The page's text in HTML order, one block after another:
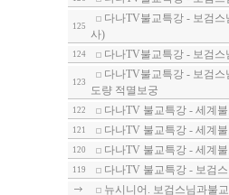
125
다나TV불교특강 - 보검
사)
124 다나TV불교특강 - 보검
123
다나TV불교특강 - 보검
도량 적멸보궁
122 다나TV 불교특강 - 세계
121 다나TV 불교특강 - 세계
120 다나TV 불교특강 - 세계
119
다나TV 불교특강 - 보검
뉴시니어. 보검스님과불